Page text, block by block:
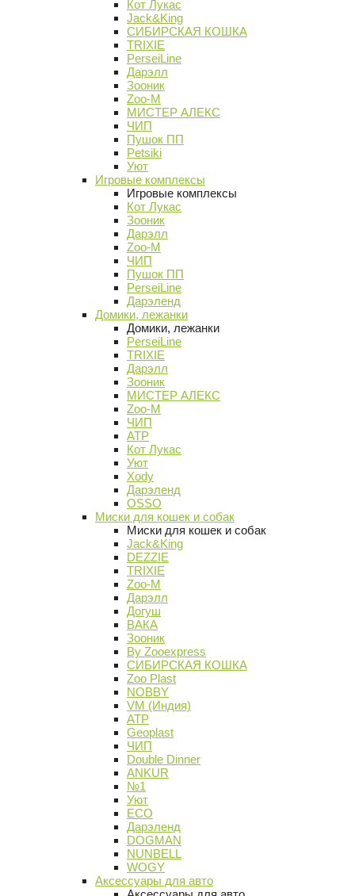
Кот Лукас
Jack&King
СИБИРСКАЯ КОШКА
TRIXIE
PerseiLine
Дарэлл
Зооник
Zoo-M
МИСТЕР АЛЕКС
ЧИП
Пушок ПП
Petsiki
Уют
Игровые комплексы
Игровые комплексы
Кот Лукас
Зооник
Дарэлл
Zoo-M
ЧИП
Пушок ПП
PerseiLine
Дарэленд
Домики, лежанки
Домики, лежанки
PerseiLine
TRIXIE
Дарэлл
Зооник
МИСТЕР АЛЕКС
Zoo-M
ЧИП
АТР
Кот Лукас
Уют
Xody
Дарэленд
OSSO
Миски для кошек и собак
Миски для кошек и собак
Jack&King
DEZZIE
TRIXIE
Zoo-M
Дарэлл
Догуш
ВАКА
Зооник
By Zooexpress
СИБИРСКАЯ КОШКА
Zoo Plast
NOBBY
VM (Индия)
АТР
Geoplast
ЧИП
Double Dinner
ANKUR
№1
Уют
ECO
Дарэленд
DOGMAN
NUNBELL
WOGY
Аксессуары для авто